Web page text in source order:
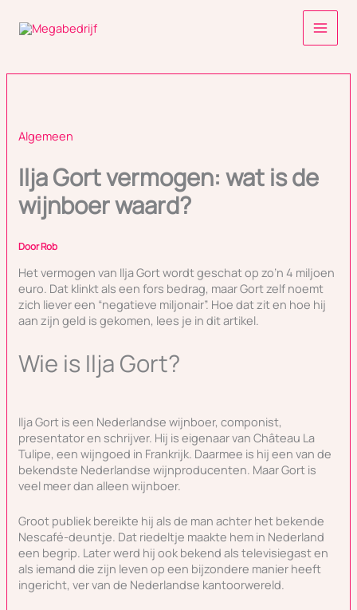
naar
Algemeen
Ilja Gort vermogen: wat is de
wijnboer waard?
DoorRob
Het vermogen van Ilja Gort wordt geschat op zo’n 4 miljoen
euro. Dat klinkt als een fors bedrag, maar Gort zelf noemt
zich liever een “negatieve miljonair”. Hoe dat zit en hoe hij
aan zijn geld is gekomen, lees je in dit artikel.
Wie is Ilja Gort?
Ilja Gort is een Nederlandse wijnboer, componist,
presentator en schrijver. Hij is eigenaar van Château La
Tulipe, een wijngoed in Frankrijk. Daarmee is hij een van de
bekendste Nederlandse wijnproducenten. Maar Gort is
veel meer dan alleen wijnboer.
Groot publiek bereikte hij als de man achter het bekende
Nescafé-deuntje. Dat riedeltje maakte hem in Nederland
een begrip. Later werd hij ook bekend als televisiegast en
als iemand die zijn leven op een bijzondere manier heeft
ingericht, ver van de Nederlandse kantoorwereld.